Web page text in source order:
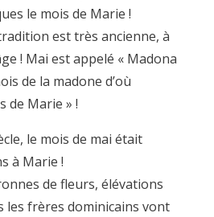
le mois de Marie !
est très ancienne, à
! Mai est appelé « Madona
de la madone d’où
de Marie » !
le mois de mai était
à Marie !
de fleurs, élévations
les frères dominicains vont